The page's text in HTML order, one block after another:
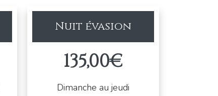
Nuit évasion
135,00€
Dimanche au jeudi